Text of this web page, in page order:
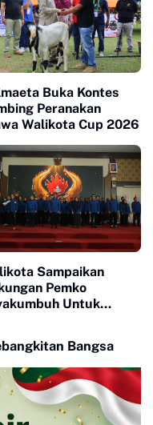
Buka Kontes
Peranakan
Walikota Cup 2026
Sampaikan
Pemko
Untuk
2030
Bangsa